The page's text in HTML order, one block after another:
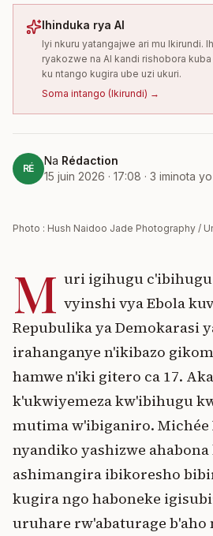
Ihinduka rya AI
Iyi nkuru yatangajwe ari mu Ikirundi.
ryakozwe na AI kandi rishobora
ku ntango kugira ube uzi ukuri.
Soma intango (Ikirundi) →
RÉ
Na Rédaction
15 juin 2026 · 17:08 · 3 iminota
Photo : Hush Naidoo Jade Photography /
M uri igihugu
vyinshi vya Ebola
Repubulika ya Demokarasi
irahanganye n'ikibazo
hamwe n'iki gitero ca 17.
k'ukwiyemeza kw'ibihugu
mutima w'ibiganiro.
nyandiko yashizwe
ashimangira ibikoresho
kugira ngo haboneke
uruhare rw'abaturage b'aho